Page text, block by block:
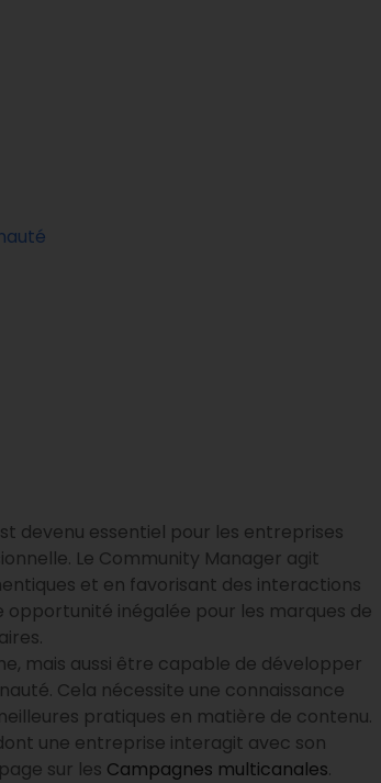
devenu essentiel pour les entreprises
Le Community Manager agit
et en favorisant des interactions
opportunité inégalée pour les marques de
mais aussi être capable de développer
Cela nécessite une connaissance
pratiques en matière de contenu.
une entreprise interagit avec son
sur les Campagnes multicanales.